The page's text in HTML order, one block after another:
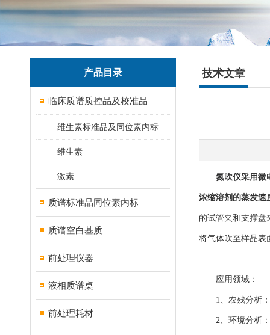
产品目录
临床质谱质控品及校准品
维生素标准品及同位素内标
维生素
激素
质谱标准品同位素内标
质谱空白基质
前处理仪器
液相质谱桌
前处理耗材
技术文章
氮吹仪采用微
浓缩溶剂的蒸发速
的试管夹和支撑盘
将气体吹至样品表
应用领域：
1、农残分析：
2、环境分析：